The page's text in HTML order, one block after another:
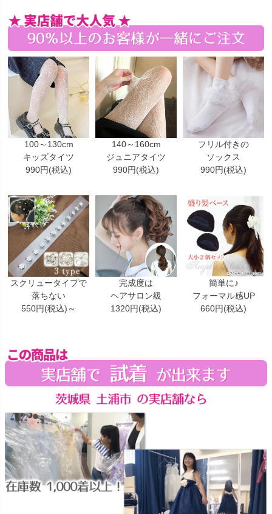
100～130cm
キッズタイツ
990円(税込)
140～160cm
ジュニアタイツ
990円(税込)
フリル付きの
ソックス
990円(税込)
スクリュータイプで
落ちない
550円(税込)～
完成度は
ヘアサロン級
1320円(税込)
簡単に♪
フォーマル感UP
660円(税込)